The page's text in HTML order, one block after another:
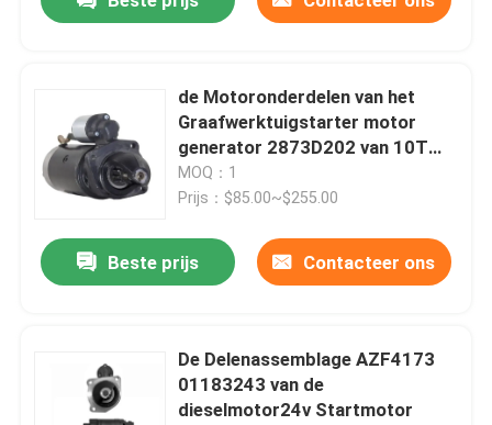
de Motoronderdelen van het
Graafwerktuigstarter motor
generator 2873D202 van 10T
12V
MOQ：1
Prijs：$85.00~$255.00
Beste prijs Contacteer ons
De Delenassemblage AZF4173
01183243 van de
dieselmotor24v Startmotor